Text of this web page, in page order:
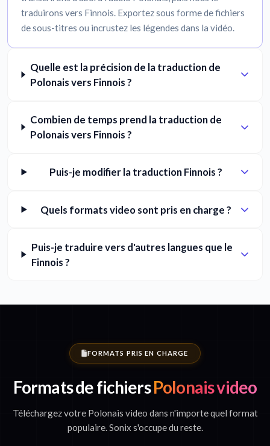
traduirons vers Finnois. Exportez sous forme de fichiers
de sous-titres ou incrustez les légendes dans la vidéo.
Quelle est la précision de la traduction de
Polonais vers Finnois ?
Combien de temps prend la traduction de
Polonais vers Finnois ?
Puis-je modifier la traduction Finnois ?
Quels formats video sont pris en charge ?
Puis-je traduire vers d'autres langues que le
Finnois ?
FORMATS PRIS EN CHARGE
Formats de fichiersPolonais video
Téléchargez votre Polonais video dans n'importe quel format
populaire. Sonix s'occupe du reste.